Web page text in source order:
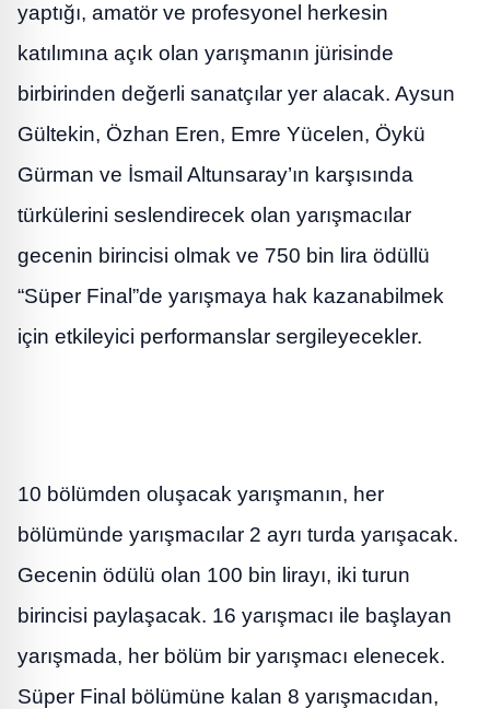
yaptığı, amatör ve profesyonel herkesin
katılımına açık olan yarışmanın jürisinde
birbirinden değerli sanatçılar yer alacak. Aysun
Gültekin, Özhan Eren, Emre Yücelen, Öykü
Gürman ve İsmail Altunsaray’ın karşısında
türkülerini seslendirecek olan yarışmacılar
gecenin birincisi olmak ve 750 bin lira ödüllü
“Süper Final”de yarışmaya hak kazanabilmek
için etkileyici performanslar sergileyecekler.
10 bölümden oluşacak yarışmanın, her
bölümünde yarışmacılar 2 ayrı turda yarışacak.
Gecenin ödülü olan 100 bin lirayı, iki turun
birincisi paylaşacak. 16 yarışmacı ile başlayan
yarışmada, her bölüm bir yarışmacı elenecek.
Süper Final bölümüne kalan 8 yarışmacıdan,